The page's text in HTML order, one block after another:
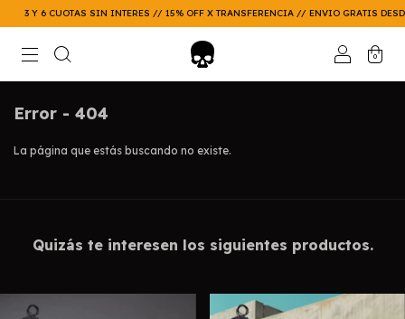
3 Y 6 CUOTAS SIN INTERES // 15% OFF X TRANSFERENCIA // ENVIO GRATIS DESDE
0
Error - 404
La página que estás buscando no existe.
Quizás te interesen los siguientes productos.